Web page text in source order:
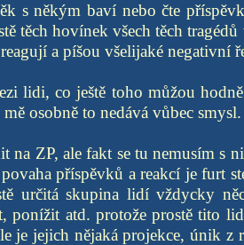
s někým baví nebo čte
těch hovínek všech těch
a píšou všelijaké negativní
lidi, co ještě toho můžou
osobně to nedává vůbec smysl.
na ZP, ale fakt se tu nemusím s
příspěvků a reakcí je furt
určitá skupina lidí vždycky
ponížit atd. protože prostě tito
je jejich nějaká projekce, únik